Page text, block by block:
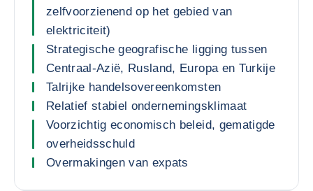
zelfvoorzienend op het gebied van
elektriciteit)
Strategische geografische ligging tussen
Centraal-Azië, Rusland, Europa en Turkije
Talrijke handelsovereenkomsten
Relatief stabiel ondernemingsklimaat
Voorzichtig economisch beleid, gematigde
overheidsschuld
Overmakingen van expats